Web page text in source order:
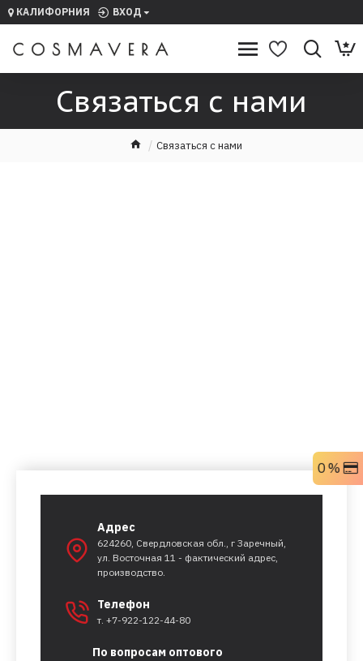
0 %
КАЛИФОРНИЯ
ГОРОД — КАЛИФОРНИЯ
ВХОД
Связаться с нами
Связаться с нами
Адрес
624260, Свердловская обл., г Заречный,
ул. Восточная 11 - фактический адрес,
производство.
Телефон
т. +7-922-122-44-80
По вопросам оптового